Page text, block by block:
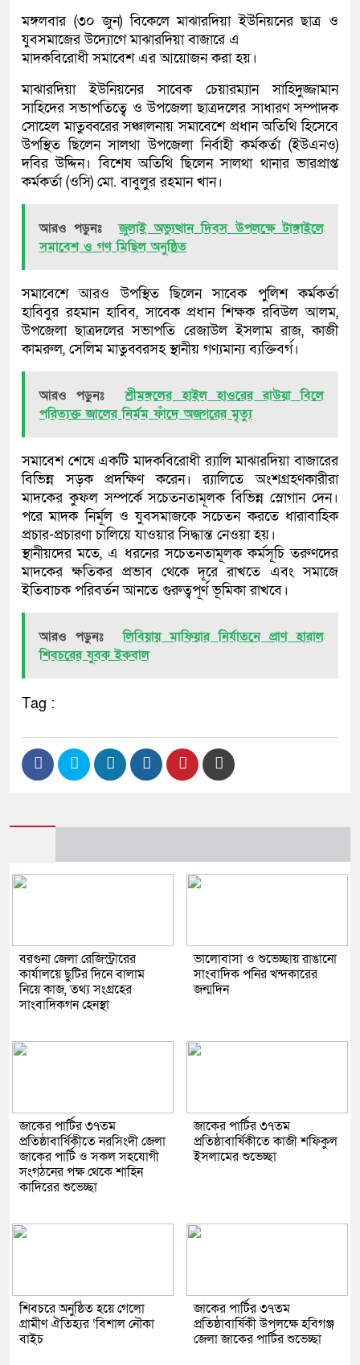
মঙ্গলবার (৩০ জুন) বিকেলে মাঝারদিয়া ইউনিয়নের ছাত্র ও
যুবসমাজের উদ্যোগে মাঝারদিয়া বাজারে এ
মাদকবিরোধী সমাবেশ এর আয়োজন করা হয়।
মাঝারদিয়া ইউনিয়নের সাবেক চেয়ারম্যান সাহিদুজ্জামান
সাহিদের সভাপতিত্বে ও উপজেলা ছাত্রদলের সাধারণ সম্পাদক
সোহেল মাতুব্বরের সঞ্চালনায় সমাবেশে প্রধান অতিথি হিসেবে
উপস্থিত ছিলেন সালথা উপজেলা নির্বাহী কর্মকর্তা (ইউএনও)
দবির উদ্দিন। বিশেষ অতিথি ছিলেন সালথা থানার ভারপ্রাপ্ত
কর্মকর্তা (ওসি) মো. বাবুলুর রহমান খান।
আরও পড়ুনঃ
জুলাই অভ্যুত্থান দিবস উপলক্ষে টাঙ্গাইলে
সমাবেশ ও গণ মিছিল অনুষ্ঠিত
সমাবেশে আরও উপস্থিত ছিলেন সাবেক পুলিশ কর্মকর্তা
হাবিবুর রহমান হাবিব, সাবেক প্রধান শিক্ষক রবিউল আলম,
উপজেলা ছাত্রদলের সভাপতি রেজাউল ইসলাম রাজ, কাজী
কামরুল, সেলিম মাতুব্বরসহ স্থানীয় গণ্যমান্য ব্যক্তিবর্গ।
আরও পড়ুনঃ
শ্রীমঙ্গলের হাইল হাওরের রাউয়া বিলে
পরিত্যক্ত জালের নির্মম ফাঁদে অজগরের মৃত্যু
সমাবেশ শেষে একটি মাদকবিরোধী র‍্যালি মাঝারদিয়া বাজারের
বিভিন্ন সড়ক প্রদক্ষিণ করেন। র‍্যালিতে অংশগ্রহণকারীরা
মাদকের কুফল সম্পর্কে সচেতনতামূলক বিভিন্ন স্লোগান দেন।
পরে মাদক নির্মূল ও যুবসমাজকে সচেতন করতে ধারাবাহিক
প্রচার-প্রচারণা চালিয়ে যাওয়ার সিদ্ধান্ত নেওয়া হয়।
স্থানীয়দের মতে, এ ধরনের সচেতনতামূলক কর্মসূচি তরুণদের
মাদকের ক্ষতিকর প্রভাব থেকে দূরে রাখতে এবং সমাজে
ইতিবাচক পরিবর্তন আনতে গুরুত্বপূর্ণ ভূমিকা রাখবে।
আরও পড়ুনঃ
লিবিয়ায় মাফিয়ার নির্যাতনে প্রাণ হারাল
শিবচরের যুবক ইকবাল
Tag :
বরগুনা জেলা রেজিস্ট্রারের
কার্যালয়ে ছুটির দিনে বালাম
নিয়ে কাজ, তথ্য সংগ্রহের
সাংবাদিকগন হেনস্থা
ভালোবাসা ও শুভেচ্ছায় রাঙানো
সাংবাদিক পনির খন্দকারের
জন্মদিন
জাকের পার্টির ৩৭তম
প্রতিষ্ঠাবার্ষিকীতে নরসিংদী জেলা
জাকের পার্টি ও সকল সহযোগী
সংগঠনের পক্ষ থেকে শাহিন
কাদিরের শুভেচ্ছা
জাকের পার্টির ৩৭তম
প্রতিষ্ঠাবার্ষিকীতে কাজী শফিকুল
ইসলামের শুভেচ্ছা
শিবচরে অনুষ্ঠিত হয়ে গেলো
গ্রামীণ ঐতিহ্যর ‘বিশাল নৌকা
বাইচ
জাকের পার্টির ৩৭তম
প্রতিষ্ঠাবার্ষিকী উপলক্ষে হবিগঞ্জ
জেলা জাকের পার্টির শুভেচ্ছা